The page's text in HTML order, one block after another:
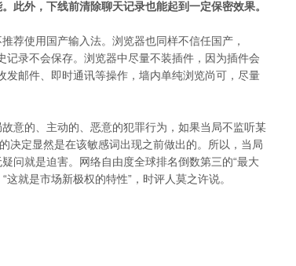
此外，下线前清除聊天记录也能起到一定保密效果。
荐使用国产输入法。浏览器也同样不信任国产，
记录不会保存。浏览器中尽量不装插件，因为插件会
发邮件、即时通讯等操作，墙内单纯浏览尚可，尽量
意的、主动的、恶意的犯罪行为，如果当局不监听某
决定显然是在该敏感词出现之前做出的。所以，当局
问就是迫害。网络自由度全球排名倒数第三的“最大
就是市场新极权的特性”，时评人莫之许说。